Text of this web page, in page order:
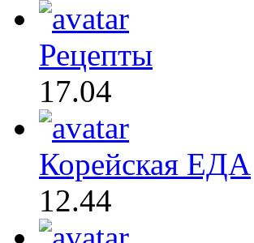
Рецепты
17.04
Корейская ЕДА
12.44